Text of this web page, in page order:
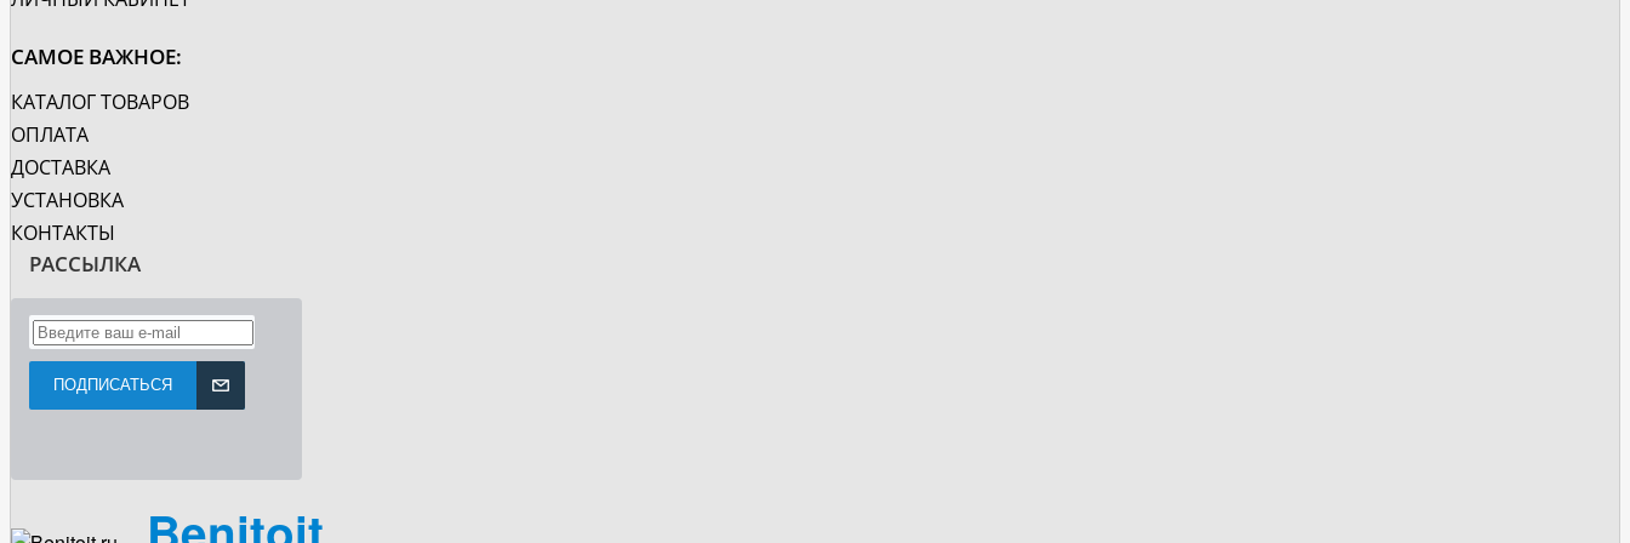
САМОЕ ВАЖНОЕ:
КАТАЛОГ ТОВАРОВ
ОПЛАТА
ДОСТАВКА
УСТАНОВКА
КОНТАКТЫ
РАССЫЛКА
ПОДПИСАТЬСЯ